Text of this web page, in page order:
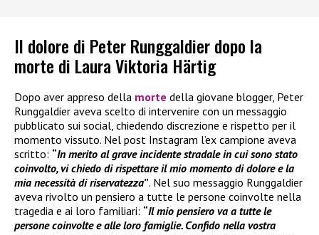
Il dolore di Peter Runggaldier dopo la
morte di Laura Viktoria Härtig
Dopo aver appreso della morte della giovane blogger, Peter
Runggaldier aveva scelto di intervenire con un messaggio
pubblicato sui social, chiedendo discrezione e rispetto per il
momento vissuto. Nel post Instagram l’ex campione aveva
scritto: “In merito al grave incidente stradale in cui sono stato
coinvolto, vi chiedo di rispettare il mio momento di dolore e la
mia necessità di riservatezza”. Nel suo messaggio Runggaldier
aveva rivolto un pensiero a tutte le persone coinvolte nella
tragedia e ai loro familiari: “Il mio pensiero va a tutte le
persone coinvolte e alle loro famiglie. Confido nella vostra